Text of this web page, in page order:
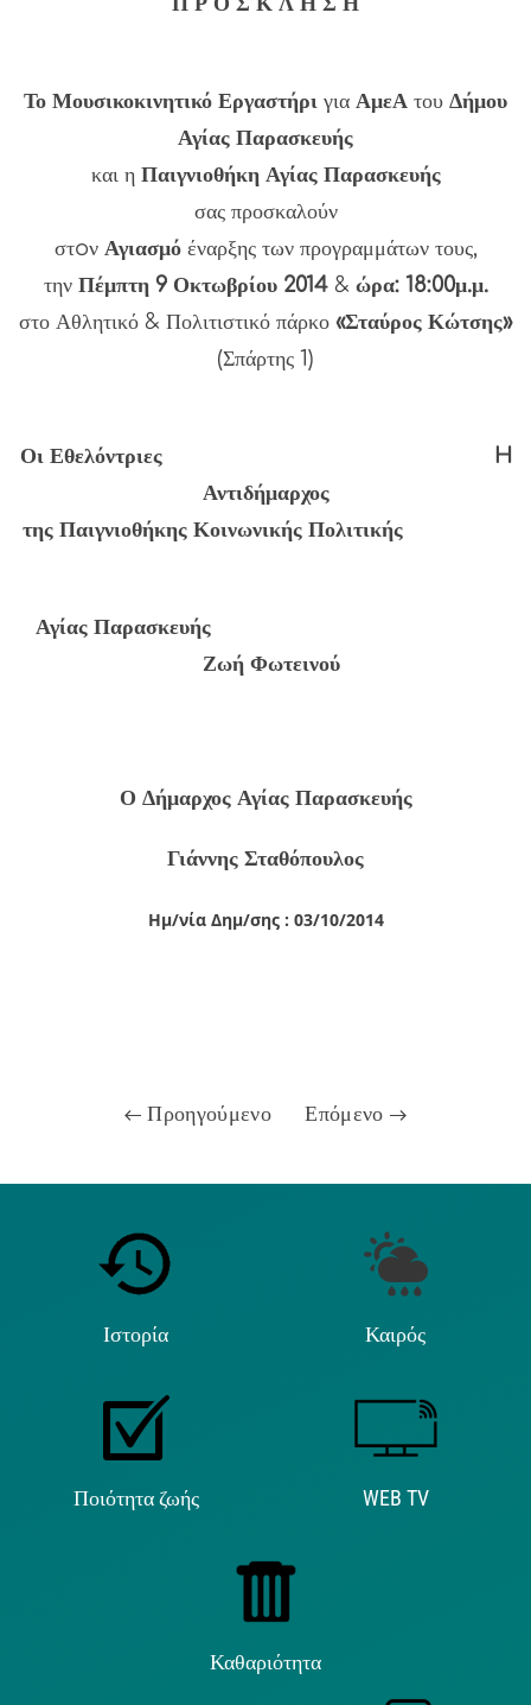
Το Μουσικοκινητικό Εργαστήρι για ΑμεΑ του Δήμου
Αγίας Παρασκευής
και η Παιγνιοθήκη Αγίας Παρασκευής
σας προσκαλούν
στoν Αγιασμό έναρξης των προγραμμάτων τους,
την Πέμπτη 9 Οκτωβρίου 2014& ώρα: 18:00μ.μ.
στο Αθλητικό & Πολιτιστικό πάρκο «Σταύρος Κώτσης»
(Σπάρτης 1)
Οι Εθελόντριες H
Αντιδήμαρχος
της Παιγνιοθήκης Κοινωνικής Πολιτικής
Αγίας Παρασκευής
Ζωή Φωτεινού
Ο Δήμαρχος Αγίας Παρασκευής
Γιάννης Σταθόπουλος
Ημ/νία Δημ/σης : 03/10/2014
Προηγούμενο Επόμενο
Ιστορία Καιρός
Ποιότητα ζωής WEB TV
Καθαριότητα